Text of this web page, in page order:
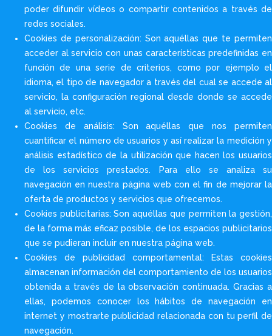
poder difundir vídeos o compartir contenidos a través de
redes sociales.
Cookies de personalización: Son aquéllas que te permiten
acceder al servicio con unas características predefinidas en
función de una serie de criterios, como por ejemplo el
idioma, el tipo de navegador a través del cual se accede al
servicio, la configuración regional desde donde se accede
al servicio, etc.
Cookies de análisis: Son aquéllas que nos permiten
cuantificar el número de usuarios y así realizar la medición y
análisis estadístico de la utilización que hacen los usuarios
de los servicios prestados. Para ello se analiza su
navegación en nuestra página web con el fin de mejorar la
oferta de productos y servicios que ofrecemos.
Cookies publicitarias: Son aquéllas que permiten la gestión,
de la forma más eficaz posible, de los espacios publicitarios
que se pudieran incluir en nuestra página web.
Cookies de publicidad comportamental: Estas cookies
almacenan información del comportamiento de los usuarios
obtenida a través de la observación continuada. Gracias a
ellas, podemos conocer los hábitos de navegación en
internet y mostrarte publicidad relacionada con tu perfil de
navegación.